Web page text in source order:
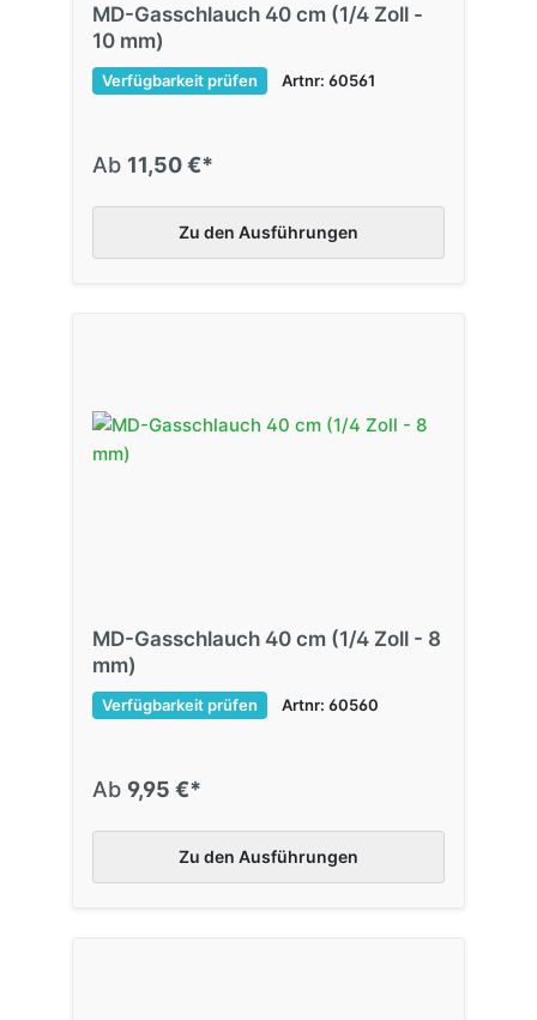
MD-Gasschlauch 40 cm (1/4 Zoll -
10 mm)
Verfügbarkeit prüfen Artnr: 60561
Ab 11,50 €*
Zu den Ausführungen
MD-Gasschlauch 40 cm (1/4 Zoll - 8
mm)
Verfügbarkeit prüfen Artnr: 60560
Ab 9,95 €*
Zu den Ausführungen